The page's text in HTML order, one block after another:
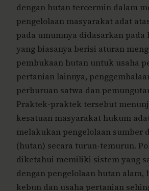
dengan hutan tercermin dalam
pengelolaan masyarakat adat
pada umumnya didasarkan pada
yang biasanya berisi aturan
pembukaan hutan untuk usaha
pertanian lainnya,
perburuan satwa dan
Praktek-praktek tersebut
kesatuan masyarakat hukum
melakukan pengelolaan sumber
(hutan) secara turun-temurun.
diketahui memiliki sistem yang
dengan pengelolaan hutan alam,
kebun dan usaha pertanian